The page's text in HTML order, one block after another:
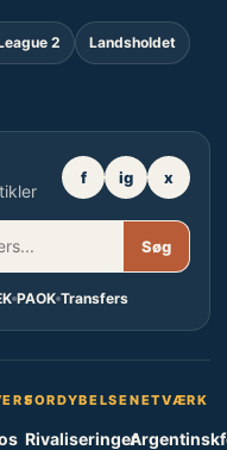
2 Landsholdet
f ig x
Søg
PAOK Transfers
FORDYBELSE
Rivaliseringer
NETVÆRK